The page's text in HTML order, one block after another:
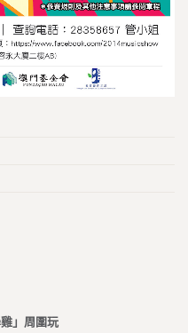
雞」周圍玩